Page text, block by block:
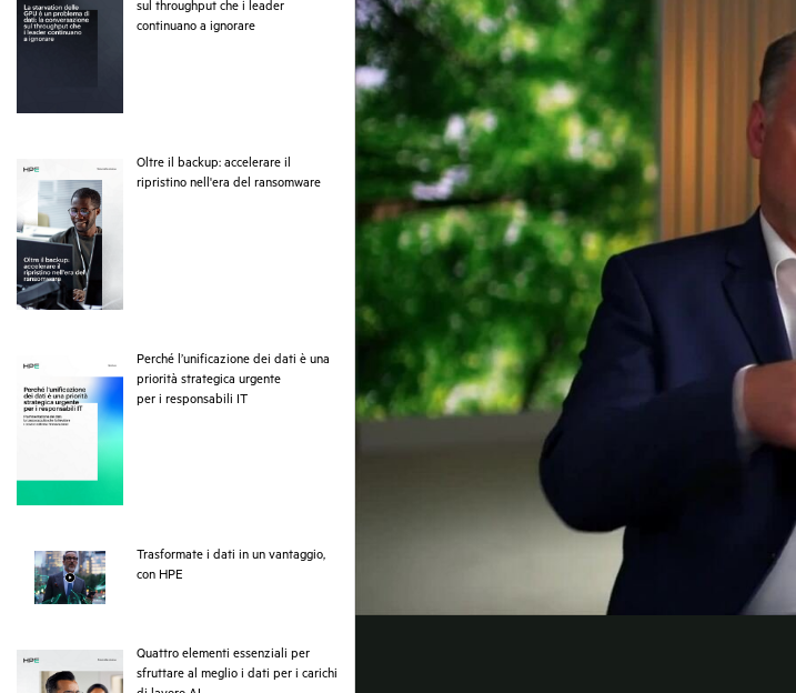
sul throughput che i leader
continuano a ignorarepdf
Oltre il backup: accelerare il
ripristino nell'era del ransomwarepdf
Perché l’unificazione dei dati è una
priorità strategica urgente
per i responsabili ITpdf
Trasformate i dati in un vantaggio,
con HPE
Quattro elementi essenziali per
sfruttare al meglio i dati per i carichi